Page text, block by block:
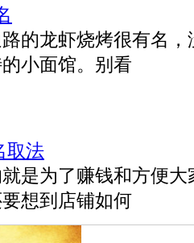
的龙虾烧烤很有名
小面馆。别看
取法
为了赚钱和方便大
想到店铺如何